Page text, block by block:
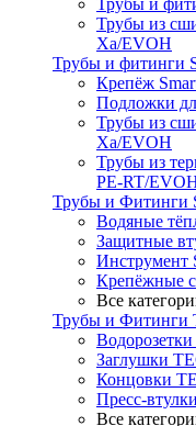
Трубы и
Трубы из
Xa/EVOH
Трубы и фитинги
Крепёж
Подложки
Трубы из
Xa/EVOH
Трубы из
PE-RT/
Трубы и Фитинги
Водяные
Защитные
Инструмент
Крепёжные
Все
Трубы и Фитинги
Заглушки
Концовки
Пресс-
Все